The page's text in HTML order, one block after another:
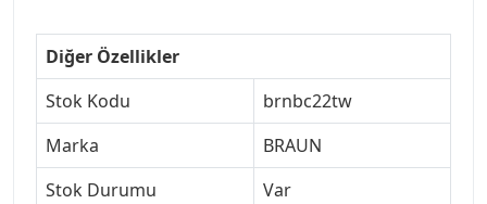
Diğer Özellikler
Stok Kodu
brnbc22tw
Marka
BRAUN
Stok Durumu
Var